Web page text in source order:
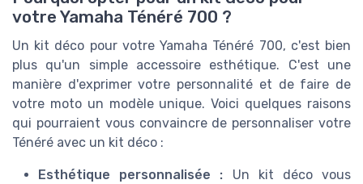
votre Yamaha Ténéré 700 ?
Un kit déco pour votre Yamaha Ténéré 700, c'est bien
plus qu'un simple accessoire esthétique. C'est une
manière d'exprimer votre personnalité et de faire de
votre moto un modèle unique. Voici quelques raisons
qui pourraient vous convaincre de personnaliser votre
Ténéré avec un kit déco :
Esthétique personnalisée : Un kit déco vous